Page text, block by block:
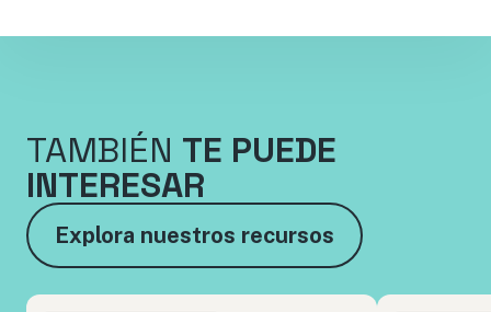
TAMBIÉN TE PUEDE
INTERESAR
Explora nuestros recursos